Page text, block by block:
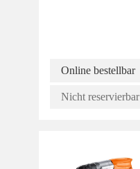
Online bestellbar
Nicht reservierbar